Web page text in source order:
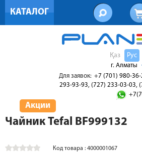
КАТАЛОГ
Қаз Рус
г. Алматы
Для заявок: +7 (701) 980-
293-93-93, (727) 233-03-03,
Акции
Чайник Tefal BF999132
Код товара : 4000001067